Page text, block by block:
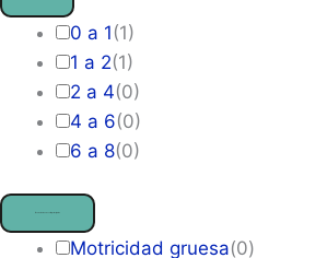
0 a 1 (1)
1 a 2(1)
2 a 4(0)
4 a 6(0)
6 a 8(0)
Motricidad gruesa(0)